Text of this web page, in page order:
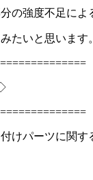
の強度不足によ
たいと思います。
けパーツに関